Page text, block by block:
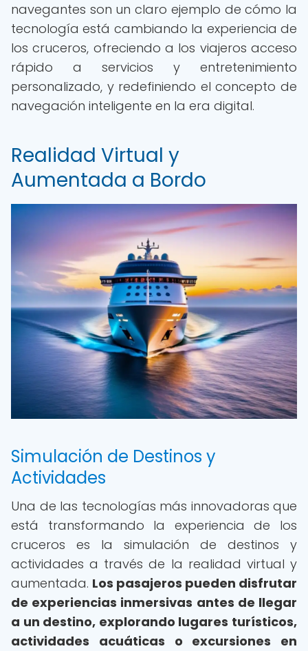
navegantes son un claro ejemplo de cómo la
tecnología está cambiando la experiencia de
los cruceros, ofreciendo a los viajeros acceso
rápido a servicios y entretenimiento
personalizado, y redefiniendo el concepto de
navegación inteligente en la era digital.
Realidad Virtual y
Aumentada a Bordo
Simulación de Destinos y
Actividades
Una de las tecnologías más innovadoras que
está transformando la experiencia de los
cruceros es la simulación de destinos y
actividades a través de la realidad virtual y
aumentada. Los pasajeros pueden disfrutar
de experiencias inmersivas antes de llegar
a un destino, explorando lugares turísticos,
actividades acuáticas o excursiones en